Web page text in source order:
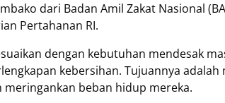
dari Badan Amil Zakat Nasional
Pertahanan RI.
dengan kebutuhan mendesak
kebersihan. Tujuannya
beban hidup mereka.